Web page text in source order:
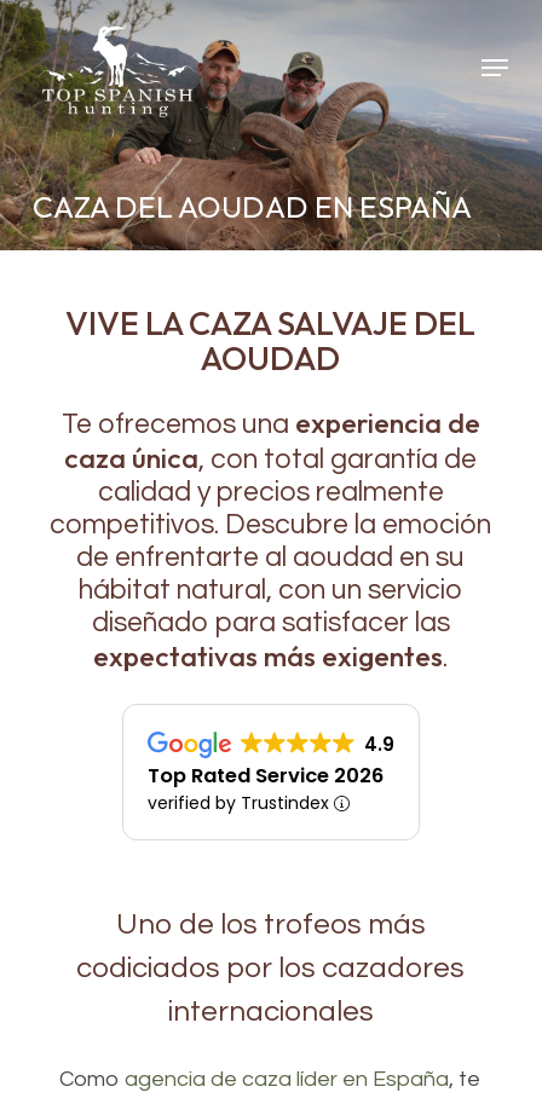
Skip
to
main
content
CAZA DEL AOUDAD EN ESPAÑA
VIVE LA CAZA SALVAJE DEL
AOUDAD
Te ofrecemos una experiencia de
caza única, con total garantía de
calidad y precios realmente
competitivos. Descubre la emoción
de enfrentarte al aoudad en su
hábitat natural, con un servicio
diseñado para satisfacer las
expectativas más exigentes.
4.9
Top Rated Service 2026
verified by Trustindex
Uno de los trofeos más
codiciados por los cazadores
internacionales
Comoagencia de caza líder en España, te